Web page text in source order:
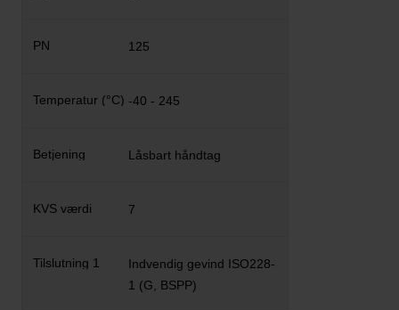
125
-40 - 245
Låsbart håndtag
7
Indvendig gevind ISO228-
1 (G, BSPP)